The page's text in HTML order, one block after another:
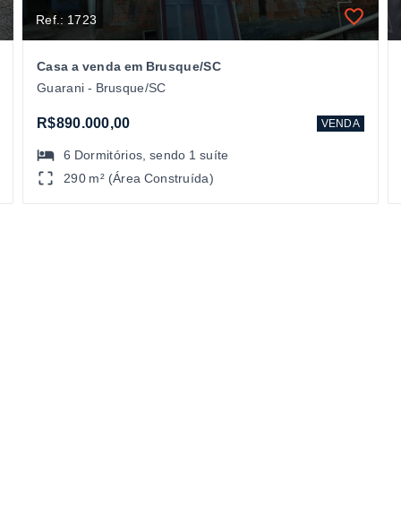
Ref.: 1723
Casa a venda em Brusque/SC
Guarani - Brusque/SC
R$890.000,00 VENDA
6 Dormitórios , sendo 1 suíte
290 m² (Área Construída)